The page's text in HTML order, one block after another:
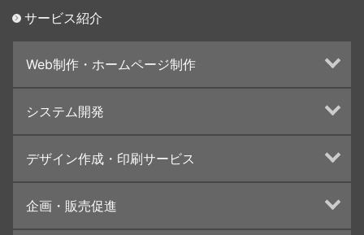
サービス紹介
Web制作・ホームページ制作
ランディングページ制作
インターネット広告代行
UI・UXデザイン設計
システム開発
デザイン作成・印刷サービス
カタログデザインの制作・印刷
企画・販売促進